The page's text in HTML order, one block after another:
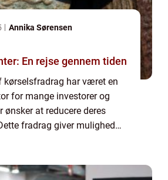
Annika Sørensen
En rejse gennem tiden
kørselsfradrag har været en
for mange investorer og
ønsker at reducere deres
fradrag giver mulighed